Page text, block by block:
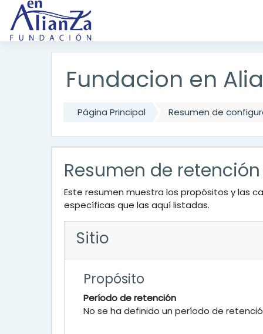
Salta al contenido principal
Fundacion en
Página Principal Resumen de
Resumen de
Este resumen muestra los propósitos y las
específicas que las aquí listadas.
Sitio
Propósito
Período de retención
No se ha definido un período de